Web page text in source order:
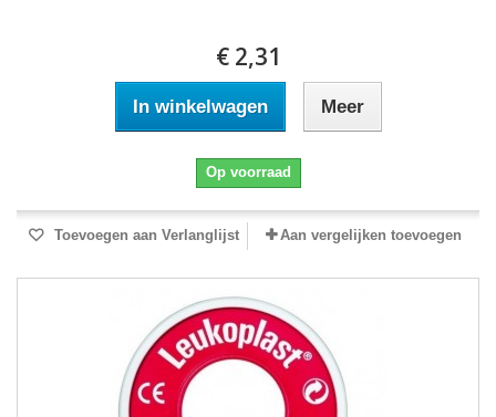
€ 2,31
In winkelwagen Meer
Op voorraad
Toevoegen aan Verlanglijst Aan vergelijken toevoegen